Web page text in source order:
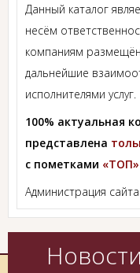
Данный каталог
несём
компаниям
дальнейшие
исполнителями услуг.
100% актуальная
представлена
с пометками «ТОП»
Администрация сайта
Новости